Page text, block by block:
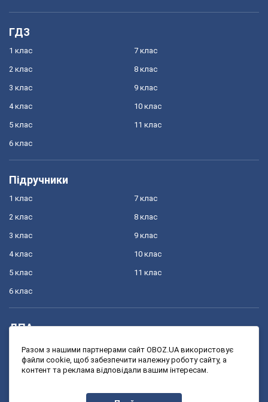
ГДЗ
1 клас
2 клас
3 клас
4 клас
5 клас
6 клас
7 клас
8 клас
9 клас
10 клас
11 клас
Підручники
1 клас
2 клас
3 клас
4 клас
5 клас
6 клас
7 клас
8 клас
9 клас
10 клас
11 клас
ДПА
4 клас
9 клас
11 клас
Разом з нашими партнерами сайт OBOZ.UA використовує
файли cookie, щоб забезпечити належну роботу сайту, а
контент та реклама відповідали вашим інтересам.